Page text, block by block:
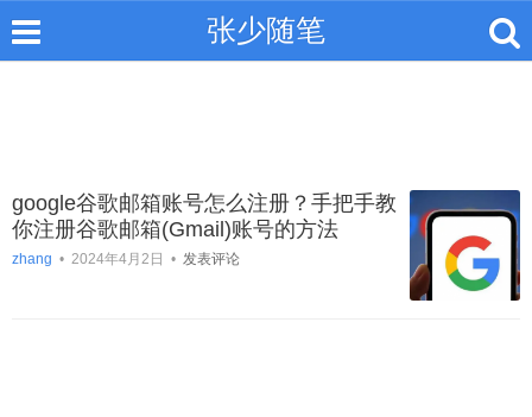
张少随笔
google谷歌邮箱账号怎么注册？手把手教
你注册谷歌邮箱(Gmail)账号的方法
zhang • 2024年4月2日 • 发表评论